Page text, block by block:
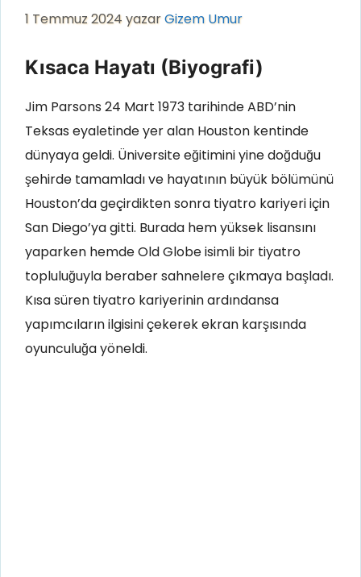
1 Temmuz 2024yazarGizem Umur
Kısaca Hayatı (Biyografi)
Jim Parsons 24 Mart 1973 tarihinde ABD’nin
Teksas eyaletinde yer alan Houston kentinde
dünyaya geldi. Üniversite eğitimini yine doğduğu
şehirde tamamladı ve hayatının büyük bölümünü
Houston’da geçirdikten sonra tiyatro kariyeri için
San Diego’ya gitti. Burada hem yüksek lisansını
yaparken hemde Old Globe isimli bir tiyatro
topluluğuyla beraber sahnelere çıkmaya başladı.
Kısa süren tiyatro kariyerinin ardındansa
yapımcıların ilgisini çekerek ekran karşısında
oyunculuğa yöneldi.